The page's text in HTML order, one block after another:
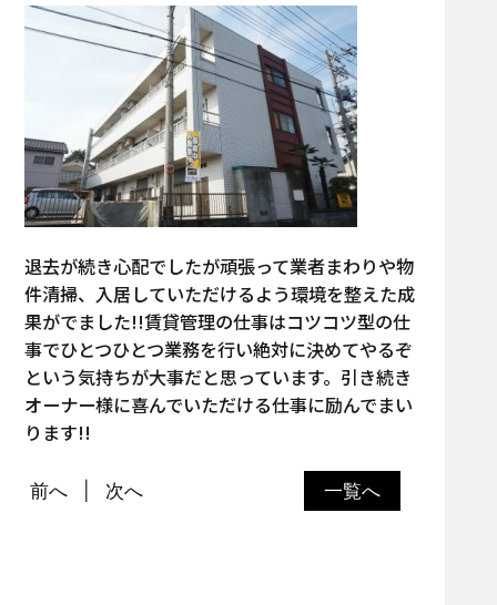
退去が続き心配でしたが頑張って業者まわりや物
件清掃、入居していただけるよう環境を整えた成
果がでました!!賃貸管理の仕事はコツコツ型の仕
事でひとつひとつ業務を行い絶対に決めてやるぞ
という気持ちが大事だと思っています。引き続き
オーナー様に喜んでいただける仕事に励んでまい
ります!!
一覧へ
前へ 次へ